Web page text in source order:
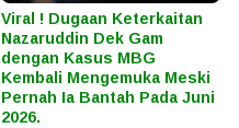
Viral ! Dugaan Keterkaitan
Nazaruddin Dek Gam
dengan Kasus MBG
Kembali Mengemuka Meski
Pernah Ia Bantah Pada Juni
2026.